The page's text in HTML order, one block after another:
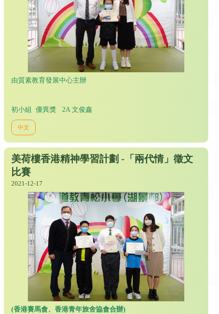
由質素教育發展中心主辦
初小組 優異獎 2A 文俊鑫
中文
美荷樓香港精神學習計劃 -「兩代情」徵文
比賽
2021-12-17
(香港賽馬會、香港青年旅舍協會合辦)